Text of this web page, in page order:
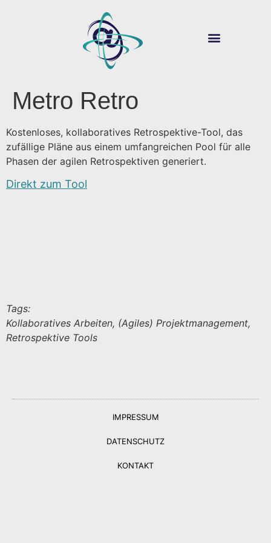
Metro Retro
Kostenloses, kollaboratives Retrospektive-Tool, das
zufällige Pläne aus einem umfangreichen Pool für alle
Phasen der agilen Retrospektiven generiert.
Direkt zum Tool
Tags:
Kollaboratives Arbeiten, (Agiles) Projektmanagement,
Retrospektive Tools
IMPRESSUM
DATENSCHUTZ
KONTAKT